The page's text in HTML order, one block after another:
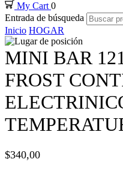
panel
panel
panel
panel
My Cart0
Entrada de búsqueda
Inicio HOGAR
MINI BAR
FROST
$340,00